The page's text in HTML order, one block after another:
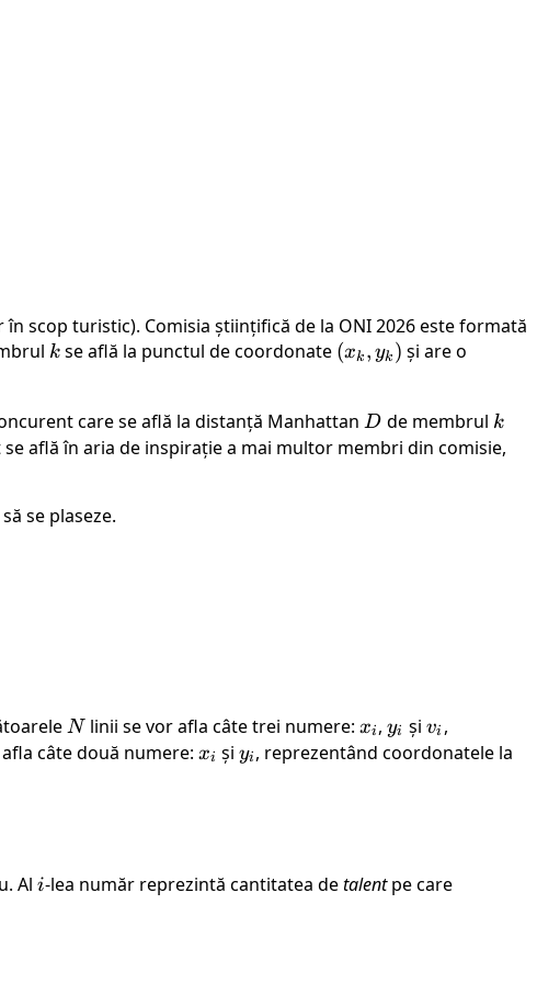
scop turistic). Comisia științifică de la ONI 2026 este formată
k
k se află la punctul de coordonate (x_k,
(xk , yk ) și are o
care se află la distanță Manhattan D
D de membrul k
k
află în aria de inspirație a mai multor membri din comisie,
se plaseze.
N
N linii se vor afla câte trei numere:x_i
xi ,y_i
yi și v_i
vi ,
câte două numere: x_i
xi și y_i
yi , reprezentând coordonatele la
Al i
i-lea număr reprezintă cantitatea detalentpe care